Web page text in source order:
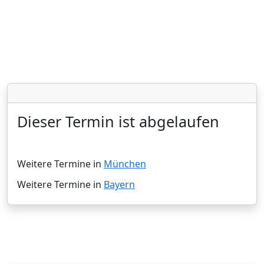
Dieser Termin ist abgelaufen
Weitere Termine in München
Weitere Termine in Bayern